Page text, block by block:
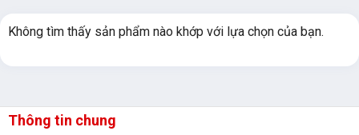
Không tìm thấy sản phẩm nào khớp với lựa chọn của bạn.
Thông tin chung